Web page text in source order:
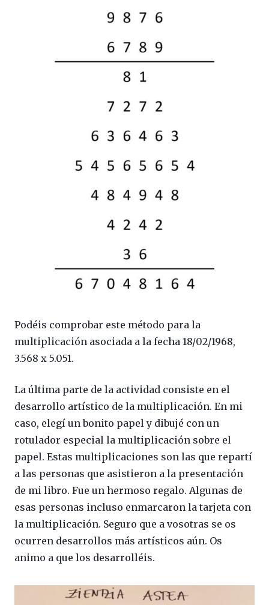
Podéis comprobar este método para la
multiplicación asociada a la fecha 18/02/1968,
3.568 x 5.051.
La última parte de la actividad consiste en el
desarrollo artístico de la multiplicación. En mi
caso, elegí un bonito papel y dibujé con un
rotulador especial la multiplicación sobre el
papel. Estas multiplicaciones son las que repartí
a las personas que asistieron a la presentación
de mi libro. Fue un hermoso regalo. Algunas de
esas personas incluso enmarcaron la tarjeta con
la multiplicación. Seguro que a vosotras se os
ocurren desarrollos más artísticos aún. Os
animo a que los desarrolléis.